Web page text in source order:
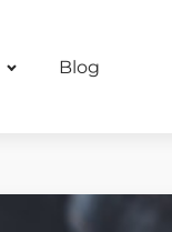
Blog